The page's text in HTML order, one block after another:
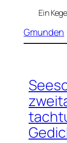
Ein
Gmunden